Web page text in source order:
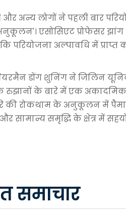
और अन्य लोगों ने पहली बार
एसोसिएट प्रोफेसर झांग
परियोजना अल्पावधि में प्राप्त
डोंग शुनिंग ने जिलिन
के बारे में एक अकादमिक
की रोकथाम के अनुकूलन में
सामान्य समृद्धि के क्षेत्र में
समाचार